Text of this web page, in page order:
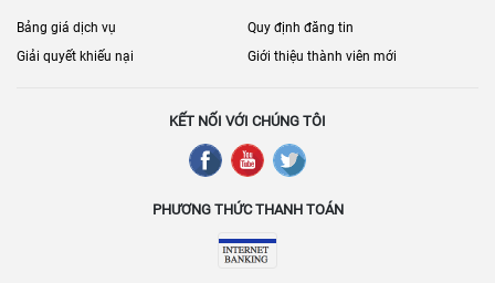
Bảng giá dịch vụ
Quy định đăng tin
Giải quyết khiếu nại
Giới thiệu thành viên mới
KẾT NỐI VỚI CHÚNG TÔI
PHƯƠNG THỨC THANH TOÁN